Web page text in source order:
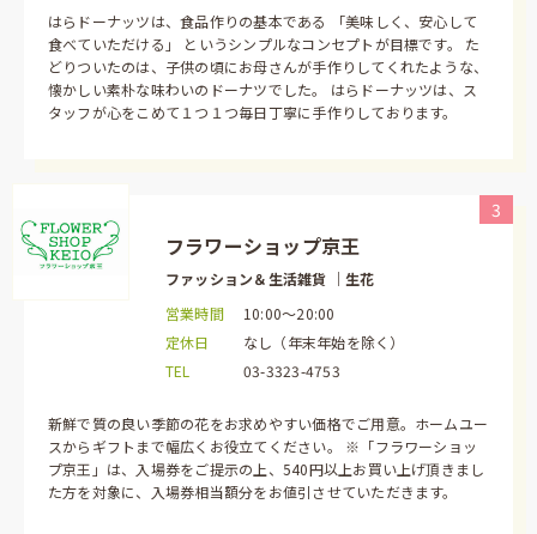
はらドーナッツは、食品作りの基本である 「美味しく、安心して
食べていただける」 というシンプルなコンセプトが目標です。 た
どりついたのは、子供の頃にお母さんが手作りしてくれたような、
懐かしい素朴な味わいのドーナツでした。 はらドーナッツは、ス
タッフが心をこめて１つ１つ毎日丁寧に手作りしております。
3
フラワーショップ京王
ファッション＆生活雑貨 ｜生花
営業時間
10:00～20:00
定休日
なし（年末年始を除く）
TEL
03-3323-4753
新鮮で質の良い季節の花をお求めやすい価格でご用意。ホームユー
スからギフトまで幅広くお役立てください。 ※「フラワーショッ
プ京王」は、入場券をご提示の上、540円以上お買い上げ頂きまし
た方を対象に、入場券相当額分をお値引させていただきます。